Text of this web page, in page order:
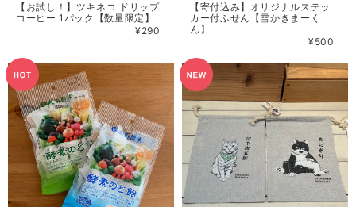
【お試し！】ツキネコ ドリップ
コーヒー 1パック【数量限定】
¥290
【寄付込み】オリジナルステッ
カー付ふせん【雪かきまーく
ん】
¥500